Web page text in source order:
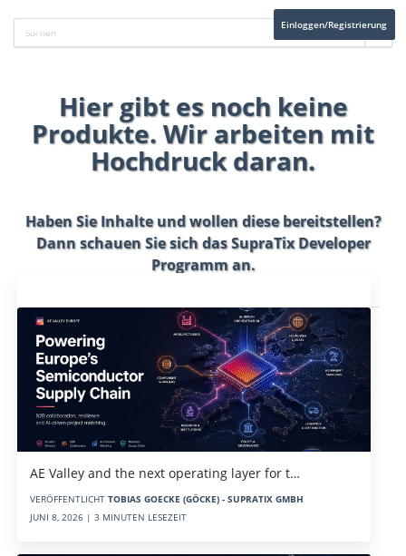
Einloggen/Registrierung
Hier gibt es noch keine
Produkte. Wir arbeiten mit
Hochdruck daran.
Haben Sie Inhalte und wollen diese bereitstellen?
Dann schauen Sie sich dasSupraTix Developer
Programman.
AE Valley and the next operating layer for t…
VERÖFFENTLICHT TOBIAS GOECKE (GÖCKE) - SUPRATIX GMBH
JUNI 8, 2026 | 3 MINUTEN LESEZEIT